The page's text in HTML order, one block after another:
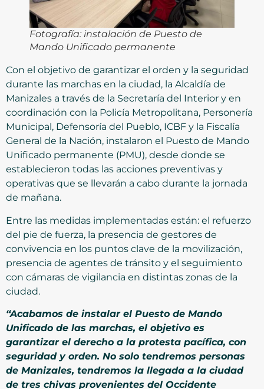
Fotografía: instalación de Puesto de
Mando Unificado permanente
Con el objetivo de garantizar el orden y la seguridad
durante las marchas en la ciudad, la Alcaldía de
Manizales a través de la Secretaría del Interior y en
coordinación con la Policía Metropolitana, Personería
Municipal, Defensoría del Pueblo, ICBF y la Fiscalía
General de la Nación, instalaron el Puesto de Mando
Unificado permanente (PMU), desde donde se
establecieron todas las acciones preventivas y
operativas que se llevarán a cabo durante la jornada
de mañana.
Entre las medidas implementadas están: el refuerzo
del pie de fuerza, la presencia de gestores de
convivencia en los puntos clave de la movilización,
presencia de agentes de tránsito y el seguimiento
con cámaras de vigilancia en distintas zonas de la
ciudad.
“Acabamos de instalar el Puesto de Mando
Unificado de las marchas, el objetivo es
garantizar el derecho a la protesta pacífica, con
seguridad y orden. No solo tendremos personas
de Manizales, tendremos la llegada a la ciudad
de tres chivas provenientes del Occidente